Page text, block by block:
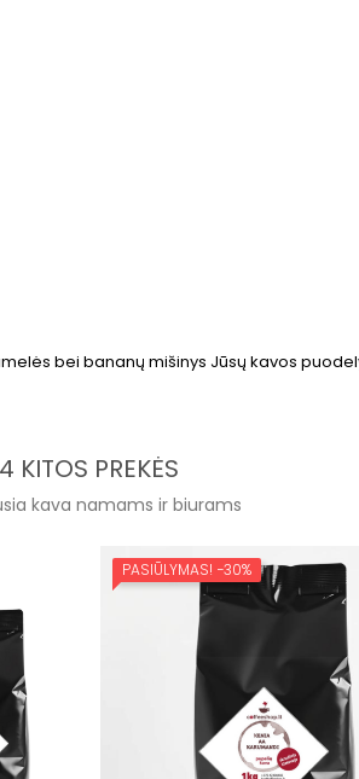
bei bananų mišinys Jūsų kavos
4 KITOS PREKĖS
kava namams ir biurams
PASIŪLYMAS! −30%